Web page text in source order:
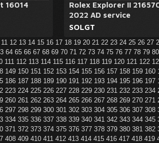
16014
Rolex Explorer II
2022 AD service
SOLGT
11 12 13 14 15 16 17 18 19 20 21 22 23 24 25 26 27
64 65 66 67 68 69 70 71 72 73 74 75 76 77 78 79
111 112 113 114 115 116 117 118 119 120 121 122
149 150 151 152 153 154 155 156 157 158 159 160
186 187 188 189 190 191 192 193 194 195 196 197
223 224 225 226 227 228 229 230 231 232 233 234
260 261 262 263 264 265 266 267 268 269 270 271
297 298 299 300 301 302 303 304 305 306 307 308
334 335 336 337 338 339 340 341 342 343 344 345
371 372 373 374 375 376 377 378 379 380 381 382
408 409 410 411 412 413 414 415 416 417 418 419